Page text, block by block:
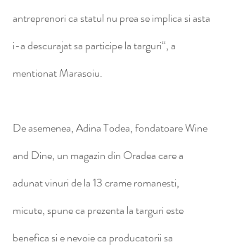
antreprenori ca statul nu prea se implica si asta
i-a descurajat sa participe la targuri“, a
mentionat Marasoiu.
De asemenea, Adina Todea, fon­datoare Wine
and Dine, un magazin din Oradea care a
adunat vinuri de la 13 crame roma­nesti,
micute, spune ca prezenta la targuri este
benefica si e nevoie ca producatorii sa